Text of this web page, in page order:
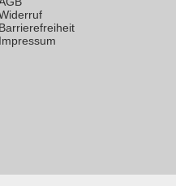
Barrierefreiheit
Impressum